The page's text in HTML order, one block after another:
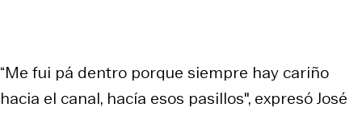
“Me fui pá dentro porque siempre hay cariño
hacia el canal, hacía esos pasillos", expresó José